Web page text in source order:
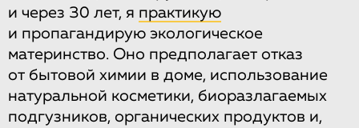
и через 30 лет, я практикую
и пропагандирую экологическое
материнство. Оно предполагает отказ
от бытовой химии в доме, использование
натуральной косметики, биоразлагаемых
подгузников, органических продуктов и,